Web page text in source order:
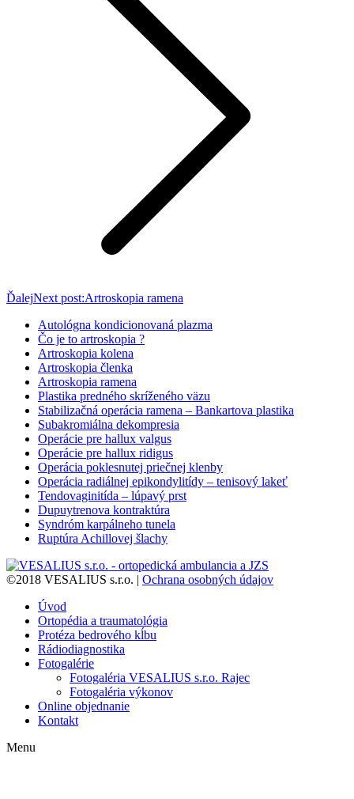
ĎalejNext post:Artroskopia ramena
Autológna kondicionovaná plazma
Čo je to artroskopia ?
Artroskopia kolena
Artroskopia členka
Artroskopia ramena
Plastika predného skríženého väzu
Stabilizačná operácia ramena – Bankartova plastika
Subakromiálna dekompresia
Operácie pre hallux valgus
Operácie pre hallux ridigus
Operácia poklesnutej priečnej klenby
Operácia radiálnej epikondylitídy – tenisový lakeť
Tendovaginitída – lúpavý prst
Dupuytrenova kontraktúra
Syndróm karpálneho tunela
Ruptúra Achillovej šlachy
©2018 VESALIUS s.r.o. | Ochrana osobných údajov
Úvod
Ortopédia a traumatológia
Protéza bedrového kĺbu
Rádiodiagnostika
Fotogalérie
Fotogaléria VESALIUS s.r.o. Rajec
Fotogaléria výkonov
Online objednanie
Kontakt
Menu